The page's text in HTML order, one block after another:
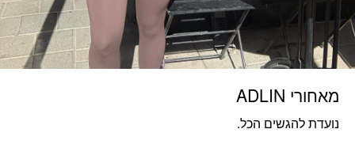
מאחורי ADLIN
נועדת להגשים הכל.